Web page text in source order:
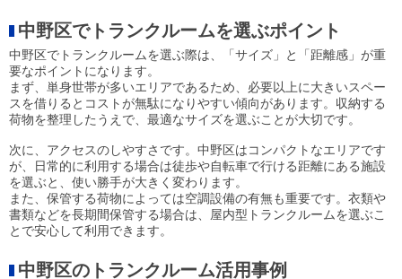
中野区でトランクルームを選ぶポイント
中野区でトランクルームを選ぶ際は、「サイズ」と「距離感」が重
要なポイントになります。
まず、単身世帯が多いエリアであるため、必要以上に大きいスペー
スを借りるとコストが無駄になりやすい傾向があります。収納する
荷物を整理したうえで、最適なサイズを選ぶことが大切です。
次に、アクセスのしやすさです。中野区はコンパクトなエリアです
が、日常的に利用する場合は徒歩や自転車で行ける距離にある施設
を選ぶと、使い勝手が大きく変わります。
また、保管する荷物によっては空調設備の有無も重要です。衣類や
書類などを長期間保管する場合は、屋内型トランクルームを選ぶこ
とで安心して利用できます。
中野区のトランクルーム活用事例